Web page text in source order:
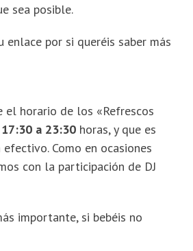
sea posible.
enlace por si queréis saber más
el horario de los «Refrescos
17:30 a 23:30 horas, y que es
Como en ocasiones
con la participación de DJ
importante, si bebéis no